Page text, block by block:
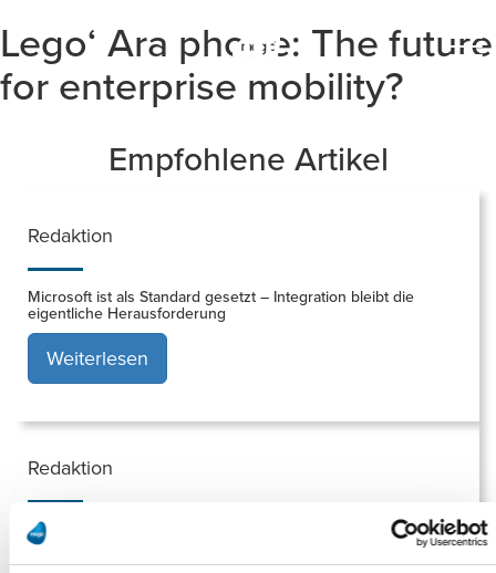
Lego‘ Ara phone: The future
for enterprise mobility?
Empfohlene Artikel
Redaktion
Microsoft ist als Standard gesetzt – Integration bleibt die
eigentliche Herausforderung
Weiterlesen
Redaktion
Cloud-Integration, KI und Automatisierung Magic Software stellt
smarte Cloud-Lösung für Mittelstand vor